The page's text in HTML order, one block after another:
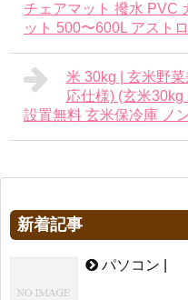
チェアマット 撥水 PVC
ット 500〜600L アスト
米 30kg | 玄米野
応仕様) (玄米
設置無料 玄米保冷庫 ノ
新着記事
パソコン |